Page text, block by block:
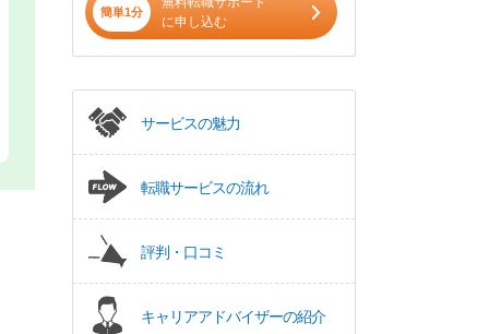
簡単1分
に申し込む
サービスの魅力
転職サービスの流れ
評判・口コミ
キャリアアドバイザーの紹介